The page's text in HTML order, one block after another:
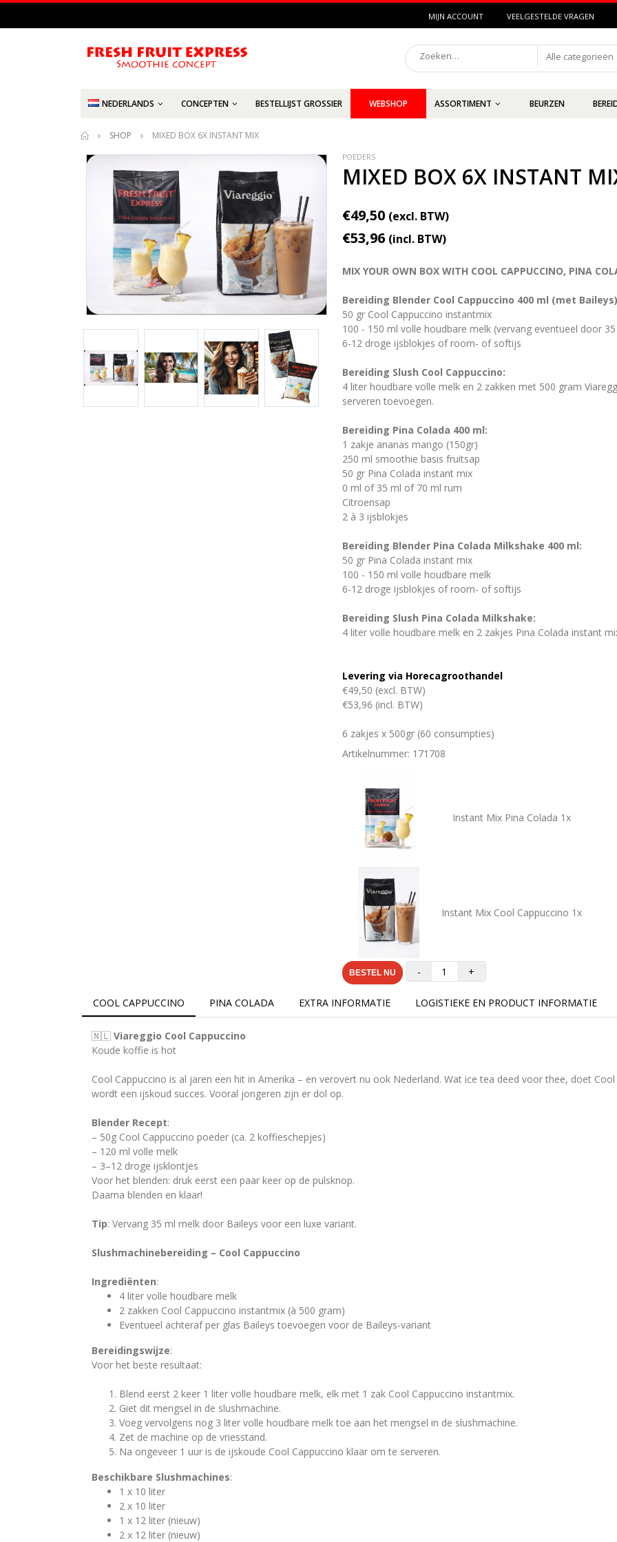
MIJN ACCOUNT VEELGESTELDE VRAGEN
Alle categorieën
NEDERLANDS CONCEPTEN BESTELLIJST GROSSIER WEBSHOP ASSORTIMENT BEURZEN
SHOP MIXED BOX 6X INSTANT MIX
POEDERS
MIXED BOX 6X INSTANT
€49,50 (excl. BTW)
€53,96 (incl. BTW)
MIX YOUR OWN BOX WITH COOL CAPPUCCINO, PINA
Bereiding Blender Cool Cappuccino 400 ml (met
50 gr Cool Cappuccino instantmix
100 - 150 ml volle houdbare melk (vervang eventueel door
6-12 droge ijsblokjes of room- of softijs
Bereiding Slush Cool Cappuccino:
4 liter houdbare volle melk en 2 zakken met 500 gram
serveren toevoegen.
Bereiding Pina Colada 400 ml:
1 zakje ananas mango (150gr)
250 ml smoothie basis fruitsap
50 gr Pina Colada instant mix
0 ml of 35 ml of 70 ml rum
Citroensap
2 à 3 ijsblokjes
Bereiding Blender Pina Colada Milkshake 400 ml:
50 gr Pina Colada instant mix
100 - 150 ml volle houdbare melk
6-12 droge ijsblokjes of room- of softijs
Bereiding Slush Pina Colada Milkshake:
4 liter volle houdbare melk en 2 zakjes Pina Colada instant
Levering via Horecagroothandel
€49,50 (excl. BTW)
€53,96 (incl. BTW)
6 zakjes x 500gr (60 consumpties)
Artikelnummer: 171708
Instant Mix Pina Colada 1x
Instant Mix Cool Cappuccino 1x
BESTEL NU - +
COOL CAPPUCCINO PINA COLADA EXTRA INFORMATIE LOGISTIEKE EN PRODUCT INFORMATIE
🇳🇱 Viareggio Cool Cappuccino
Koude koffie is hot
Cool Cappuccino is al jaren een hit in Amerika – en verovert nu ook Nederland. Wat ice tea deed voor thee, doet
wordt een ijskoud succes. Vooral jongeren zijn er dol op.
Blender Recept:
– 50g Cool Cappuccino poeder (ca. 2 koffieschepjes)
– 120 ml volle melk
– 3–12 droge ijsklontjes
Voor het blenden: druk eerst een paar keer op de pulsknop.
Daarna blenden en klaar!
Tip: Vervang 35 ml melk door Baileys voor een luxe variant.
Slushmachinebereiding – Cool Cappuccino
Ingrediënten:
4 liter volle houdbare melk
2 zakken Cool Cappuccino instantmix (à 500 gram)
Eventueel achteraf per glas Baileys toevoegen voor de Baileys-variant
Bereidingswijze:
Voor het beste resultaat:
Blend eerst 2 keer 1 liter volle houdbare melk, elk met 1 zak Cool Cappuccino instantmix.
Giet dit mengsel in de slushmachine.
Voeg vervolgens nog 3 liter volle houdbare melk toe aan het mengsel in de slushmachine.
Zet de machine op de vriesstand.
Na ongeveer 1 uur is de ijskoude Cool Cappuccino klaar om te serveren.
Beschikbare Slushmachines:
1 x 10 liter
2 x 10 liter
1 x 12 liter (nieuw)
2 x 12 liter (nieuw)